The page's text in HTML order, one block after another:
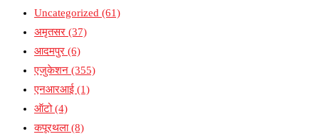
Uncategorized (61)
अमृतसर (37)
आदमपुर (6)
एजुकेशन (355)
एनआरआई (1)
ऑटो(4)
कपूरथला(8)